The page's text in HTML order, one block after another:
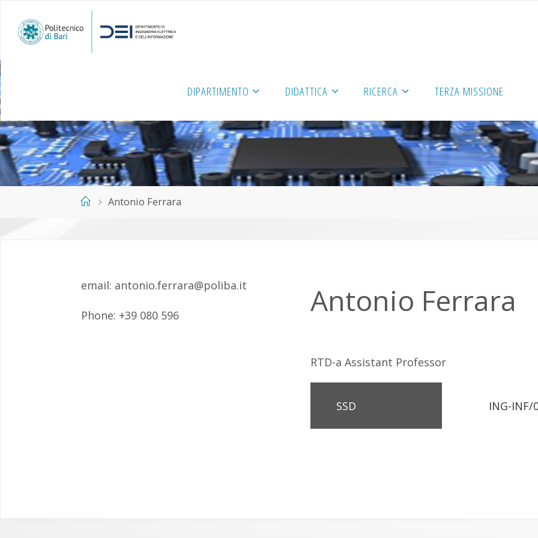
contenuto
DIPARTIMENTO DIDATTICA RICERCA TERZA MISSIONE
HomeAntonio Ferrara
email: antonio.ferrara@poliba.it
Phone: +39 080 596 Antonio Ferrara
RTD-a Assistant Professor
SSD ING-INF/